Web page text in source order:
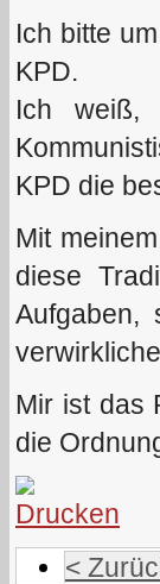
Ich bitte
KPD.
Ich weiß,
KPD die
Mit
diese
Mir ist das
die
<